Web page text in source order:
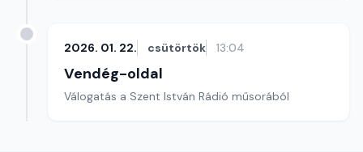
2026. 01. 22. csütörtök 13:04
Vendég-oldal
Válogatás a Szent István Rádió műsorából